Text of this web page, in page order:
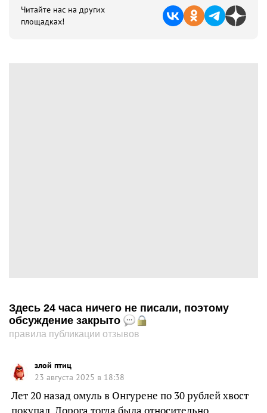
Читайте нас на других
площадках!
Здесь 24 часа ничего не писали, поэтому
обсуждение закрыто
правила публикации отзывов
злой птиц
23 августа 2025 в 18:38
Лет 20 назад омуль в Онгурене по 30 рублей хвост
покупал. Дорога тогда была относительно